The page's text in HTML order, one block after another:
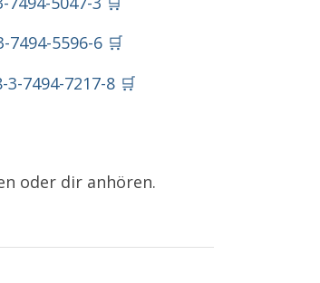
7494-5596-6 🛒
3-7494-7217-8 🛒
oder dir anhören.